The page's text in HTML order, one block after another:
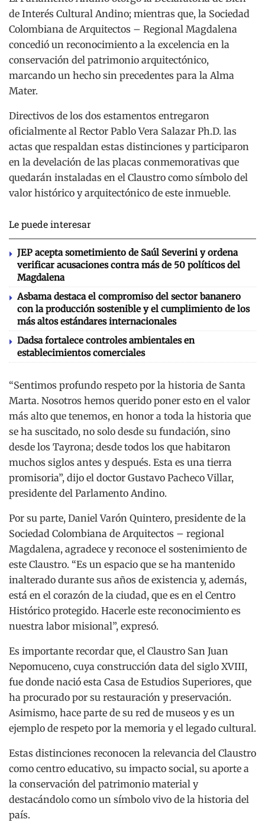
de Interés Cultural Andino; mientras que, la Sociedad
Colombiana de Arquitectos – Regional Magdalena
concedió un reconocimiento a la excelencia en la
conservación del patrimonio arquitectónico,
marcando un hecho sin precedentes para la Alma
Mater.
Directivos de los dos estamentos entregaron
oficialmente al Rector Pablo Vera Salazar Ph.D. las
actas que respaldan estas distinciones y participaron
en la develación de las placas conmemorativas que
quedarán instaladas en el Claustro como símbolo del
valor histórico y arquitectónico de este inmueble.
Le puede interesar
JEP acepta sometimiento de Saúl Severini y ordena
verificar acusaciones contra más de 50 políticos del
Magdalena
Asbama destaca el compromiso del sector bananero
con la producción sostenible y el cumplimiento de los
más altos estándares internacionales
Dadsa fortalece controles ambientales en
establecimientos comerciales
“Sentimos profundo respeto por la historia de Santa
Marta. Nosotros hemos querido poner esto en el valor
más alto que tenemos, en honor a toda la historia que
se ha suscitado, no solo desde su fundación, sino
desde los Tayrona; desde todos los que habitaron
muchos siglos antes y después. Esta es una tierra
promisoria”, dijo el doctor Gustavo Pacheco Villar,
presidente del Parlamento Andino.
Por su parte, Daniel Varón Quintero, presidente de la
Sociedad Colombiana de Arquitectos – regional
Magdalena, agradece y reconoce el sostenimiento de
este Claustro. “Es un espacio que se ha mantenido
inalterado durante sus años de existencia y, además,
está en el corazón de la ciudad, que es en el Centro
Histórico protegido. Hacerle este reconocimiento es
nuestra labor misional”, expresó.
Es importante recordar que, el Claustro San Juan
Nepomuceno, cuya construcción data del siglo XVIII,
fue donde nació esta Casa de Estudios Superiores, que
ha procurado por su restauración y preservación.
Asimismo, hace parte de su red de museos y es un
ejemplo de respeto por la memoria y el legado cultural.
Estas distinciones reconocen la relevancia del Claustro
como centro educativo, su impacto social, su aporte a
la conservación del patrimonio material y
destacándolo como un símbolo vivo de la historia del
país.